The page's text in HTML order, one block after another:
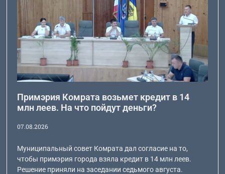
Примэрия Комрата возьмет кредит в 14
млн леев. На что пойдут деньги?
07.08.2026
Муниципальный совет Комрата дал согласие на то,
чтобы примэрия города взяла кредит в 14 млн леев.
Решение приняли на заседании седьмого августа.